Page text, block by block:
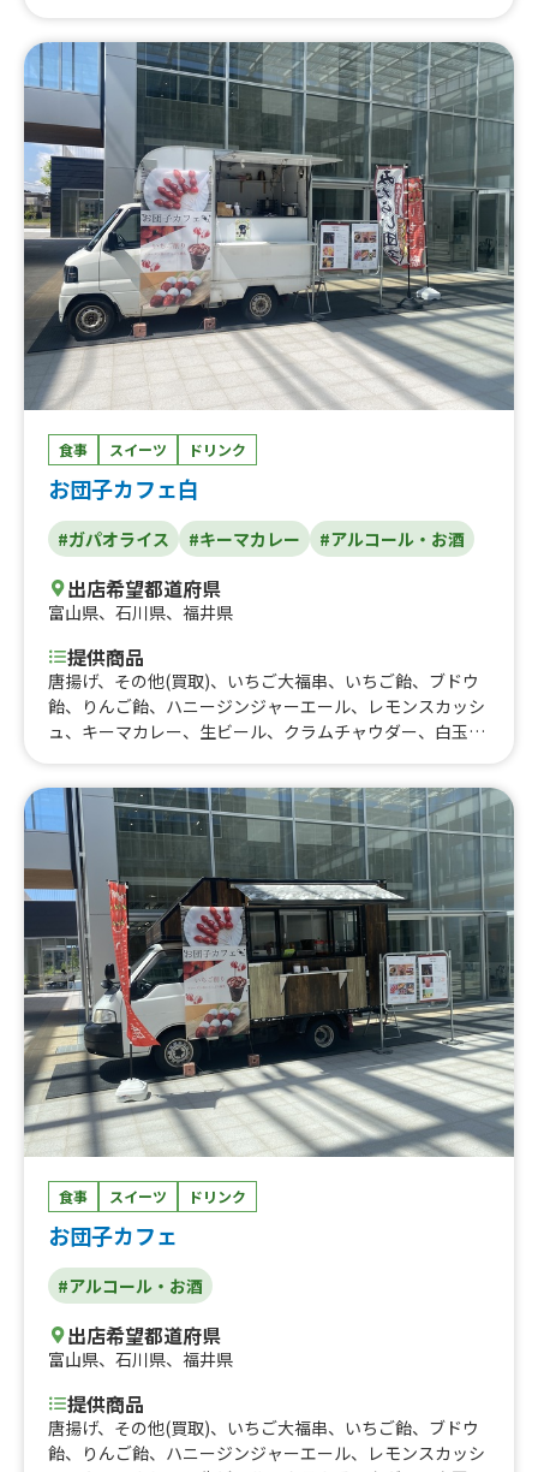
ータ、やきうどん、ソースカツ丼、特製ブタ焼きそば、ブ
タから丼、ブタの唐揚げ、特製豚まん、超ブタカレー
食事 スイーツ ドリンク
お団子カフェ白
#ガパオライス #キーマカレー #アルコール・お酒
出店希望都道府県
富山県、 石川県、 福井県
提供商品
唐揚げ、その他(買取)、いちご大福串、いちご飴、ブドウ
飴、りんご飴、ハニージンジャーエール、レモンスカッシ
ュ、キーマカレー、生ビール、クラムチャウダー、白玉ぜ
子風呂、加賀棒茶ラテ、コーヒー
食事 スイーツ ドリンク
お団子カフェ
#アルコール・お酒
出店希望都道府県
富山県、 石川県、 福井県
提供商品
唐揚げ、その他(買取)、いちご大福串、いちご飴、ブドウ
飴、りんご飴、ハニージンジャーエール、レモンスカッシ